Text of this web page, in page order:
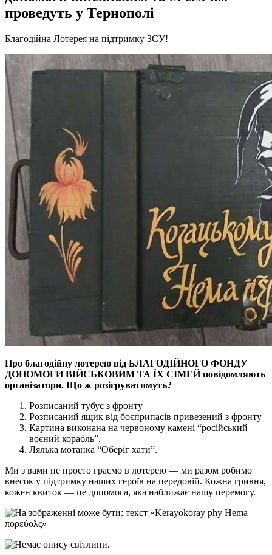
проведуть у Тернополі
Благодійна Лотерея на підтримку ЗСУ!
Про благодійну лотерею вiд БЛАГОДIЙНОГО ФОНДУ
ДОПОМОГИ ВIЙСЬКОВИМ ТА ЇХ СIМЕЙ повідомляють
організатори. Що ж розігруватимуть?
Розписаний тубус з фронту
Розписаний ящик вiд боєприпасiв привезений з фронту
Картина виконана на червоному каменi “росiйський
воєний корабль”.
Лялька мотанка “Оберiг хати”.
Ми з вами не просто граємо в лотерею — ми разом робимо
внесок у пiдтримку наших героїв на передовiй. Кожна гривня,
кожен квиток — це допомога, яка наближає нашу перемогу.